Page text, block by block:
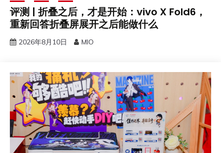
评测 | 折叠之后，才是开始：vivo X Fold6，
重新回答折叠屏展开之后能做什么
2026年8月10日 MIO